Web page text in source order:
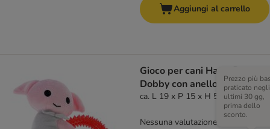
Aggiungi al carrello
Gioco per cani Harry Potter
Dobby con anello
ca. L 19 x P 15 x H 5 cm
Prezzo più
praticato negli
ultimi 30 gg,
prima dello
sconto.
Nessuna valutazione